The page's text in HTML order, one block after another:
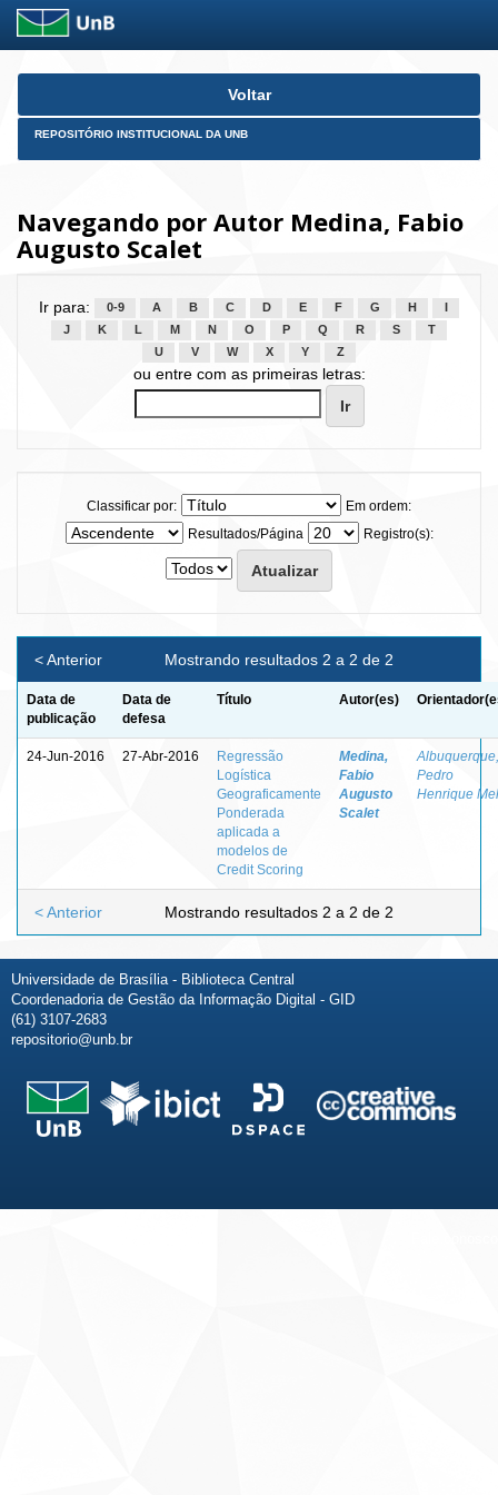
Skip
Voltar
REPOSITÓRIO INSTITUCIONAL DA UNB
Navegando por Autor Medina, Fabio
Augusto Scalet
Ir para: 0-9 A B C D E F G H
J
K L M N O P Q R S
T
U
V W X Y Z
ou entre com as primeiras letras:
Classificar por:
Em ordem:
Resultados/Página
Registro(s):
Mostrando resultados 2 a 2 de 2
< Anterior
Data de
publicação
Data de
defesa
Título Autor(es)
24-Jun-2016 27-Abr-2016
Regressão
Logística
Geograficamente
Ponderada
aplicada a
modelos de
Credit Scoring
Medina,
Fabio
Augusto
Scalet
Albuquerque,
Pedro
Henrique
Mostrando resultados 2 a 2 de 2
< Anterior
Universidade de Brasília - Biblioteca Central
Coordenadoria de Gestão da Informação Digital - GID
(61) 3107-2683
repositorio@unb.br